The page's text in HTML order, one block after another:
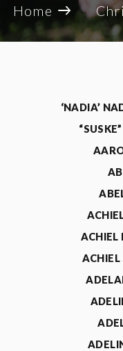
Home
‘NADIA’
ACHIEL
ACHIEL